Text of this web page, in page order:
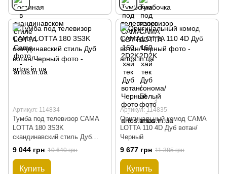
Артикул: 114834
Тумба под телевизор CAMA
LOTTA 180 3S3K
скандинавский стиль Дуб
вотан/Черный
9 044 грн 10 640 грн
Купить
3
Артикул: 114835
Оригинальный комод CAMA
LOTTA 110 4D Дуб вотан/
Черный
9 677 грн 11 385 грн
Купить